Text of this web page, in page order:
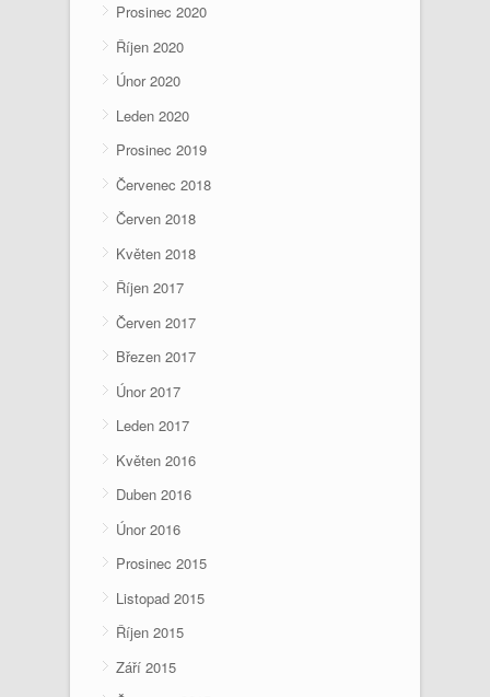
Prosinec 2020
Říjen 2020
Únor 2020
Leden 2020
Prosinec 2019
Červenec 2018
Červen 2018
Květen 2018
Říjen 2017
Červen 2017
Březen 2017
Únor 2017
Leden 2017
Květen 2016
Duben 2016
Únor 2016
Prosinec 2015
Listopad 2015
Říjen 2015
Září 2015